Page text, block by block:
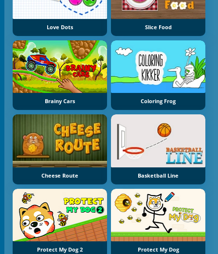
Love Dots Slice Food
Brainy Cars Coloring Frog
Cheese Route Basketball Line
Protect My Dog 2 Protect My Dog